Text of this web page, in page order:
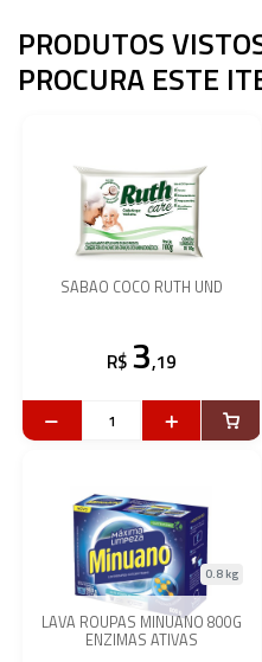
PRODUTOS
PROCURA ESTE
SABAO COCO RUTH UND
R$ 3,19
LAVA ROUPAS MINUANO 800G
ENZIMAS ATIVAS
0.8 kg